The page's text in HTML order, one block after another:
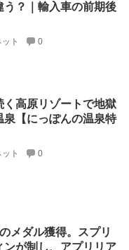
う？｜輸入車の前期後
ト 0
く高原リゾートで地獄
泉【にっぽんの温泉特
ト 0
メダル獲得。スプリ
ンが制し、アプリリア